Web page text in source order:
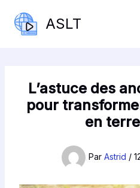
contenu
ASLT
L’astuce des
pour
en
Par Astrid /